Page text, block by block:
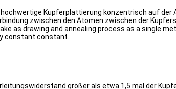
Kupferplattierung konzentrisch auf der
zwischen den Atomen zwischen der
as drawing and annealing process as a single
constant constant.
größer als etwa 1,5 mal der